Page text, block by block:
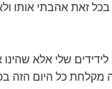
בכל זאת אהבתי אותו
שלי אלא שהינו
מקלחת כל היום הזה